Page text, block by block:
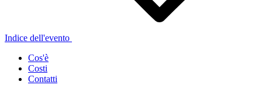
Indice dell'evento
Cos'è
Costi
Contatti